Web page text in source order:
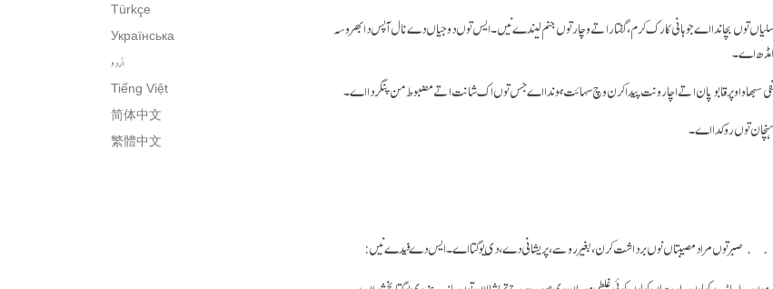
Türkçe
Українська
اُردو
Tiếng Việt
简体中文
繁體中文
توں بچاندا اے جو ہانی کارک کرم، گفتار اتے وچار توں جنم لیندے نیں۔ ایس توں دوجیاں دے نال آپس دا بھروسہ
مڈھ اے۔
سبھاو اوپر قابو پان اتے اچار ونت پیدا کرن وچ سہائت ہوندا اے جس توں اک شانت اتے مضبوط من پنگردا اے۔
توں روکدا اے۔
برداشت کرن، بغیر روسے، پریشانی دے، دی یوگتا اے۔ ایس دے فیدے نیں: